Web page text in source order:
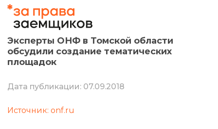
Эксперты ОНФ в Томской области
обсудили создание тематических
площадок
Дата публикации: 07.09.2018
Источник: onf.ru